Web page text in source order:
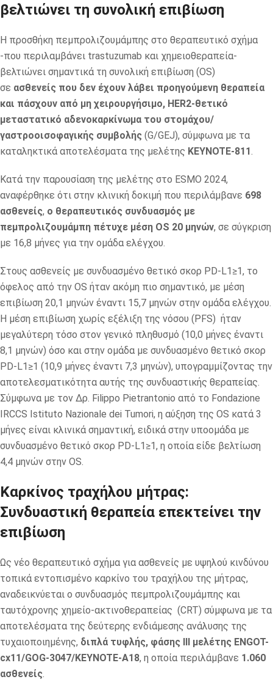
βελτιώνει τη συνολική επιβίωση
Η προσθήκη πεμπρολιζουμάμπης στο θεραπευτικό σχήμα
-που περιλαμβάνει trastuzumab και χημειοθεραπεία-
βελτιώνει σημαντικά τη συνολική επιβίωση (OS)
σε ασθενείς που δεν έχουν λάβει προηγούμενη θεραπεία
και πάσχουν από μη χειρουργήσιμο, HER2-θετικό
μεταστατικό αδενοκαρκίνωμα του στομάχου/
γαστροοισοφαγικής συμβολής (G/GEJ), σύμφωνα με τα
καταληκτικά αποτελέσματα της μελέτης KEYNOTE-811.
Κατά την παρουσίαση της μελέτης στο ESMO 2024,
αναφέρθηκε ότι στην κλινική δοκιμή που περιλάμβανε 698
ασθενείς, ο θεραπευτικός συνδυασμός με
πεμπρολιζουμάμπη πέτυχε μέση OS 20 μηνών, σε σύγκριση
με 16,8 μήνες για την ομάδα ελέγχου.
Στους ασθενείς με συνδυασμένο θετικό σκορ PD-L1≥1, το
όφελος από την OS ήταν ακόμη πιο σημαντικό, με μέση
επιβίωση 20,1 μηνών έναντι 15,7 μηνών στην ομάδα ελέγχου.
Η μέση επιβίωση χωρίς εξέλιξη της νόσου (PFS) ήταν
μεγαλύτερη τόσο στον γενικό πληθυσμό (10,0 μήνες έναντι
8,1 μηνών) όσο και στην ομάδα με συνδυασμένο θετικό σκορ
PD-L1≥1 (10,9 μήνες έναντι 7,3 μηνών), υπογραμμίζοντας την
αποτελεσματικότητα αυτής της συνδυαστικής θεραπείας.
Σύμφωνα με τον Δρ. Filippo Pietrantonio από το Fondazione
IRCCS Istituto Nazionale dei Tumori, η αύξηση της OS κατά 3
μήνες είναι κλινικά σημαντική, ειδικά στην υποομάδα με
συνδυασμένο θετικό σκορ PD-L1≥1, η οποία είδε βελτίωση
4,4 μηνών στην OS.
Καρκίνος τραχήλου μήτρας:
Συνδυαστική θεραπεία επεκτείνει την
επιβίωση
Ως νέο θεραπευτικό σχήμα για ασθενείς με υψηλού κινδύνου
τοπικά εντοπισμένο καρκίνο του τραχήλου της μήτρας,
αναδεικνύεται ο συνδυασμός πεμπρολιζουμάμπης και
ταυτόχρονης χημείο-ακτινοθεραπείας (CRT) σύμφωνα με τα
αποτελέσματα της δεύτερης ενδιάμεσης ανάλυσης της
τυχαιοποιημένης, διπλά τυφλής, φάσης III μελέτης ENGOT-
cx11/GOG-3047/KEYNOTE-A18, η οποία περιλάμβανε 1.060
ασθενείς.